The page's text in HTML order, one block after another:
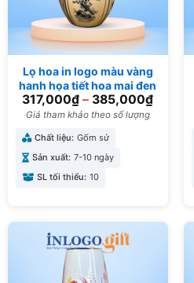
Lọ hoa in logo màu vàng
hanh họa tiết hoa mai đen
27cm LH-01
317,000₫ – 385,000₫
Giá tham khảo theo số lượng
Chất liệu: Gốm sứ
Sản xuất: 7-10 ngày
SL tối thiểu: 10